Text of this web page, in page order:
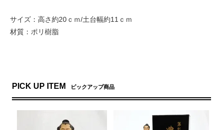
サイズ：高さ約20ｃｍ/土台幅約11ｃｍ
材質：ポリ樹脂
PICK UP ITEM ピックアップ商品